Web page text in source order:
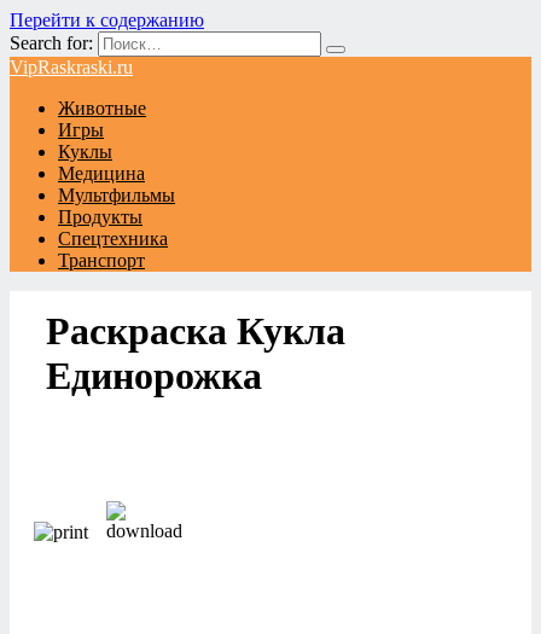
Перейти к содержанию
Search for:
VipRaskraski.ru
Животные
Игры
Куклы
Медицина
Мультфильмы
Продукты
Спецтехника
Транспорт
Раскраска Кукла
Единорожка